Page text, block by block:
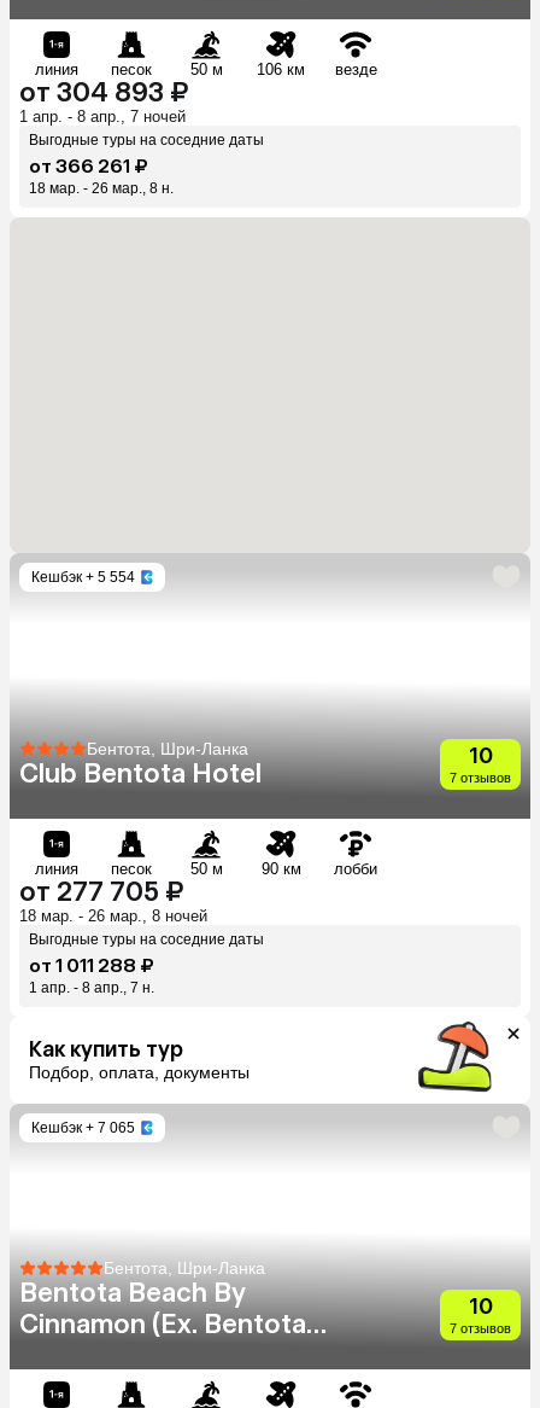
линия песок 50 м 106 км везде
от 304 893 ₽
1 апр. - 8 апр., 7 ночей
Выгодные туры на соседние даты
от 366 261 ₽
18 мар. - 26 мар., 8 н.
Кешбэк + 5 554
Бентота, Шри-Ланка
Club Bentota Hotel
10
7 отзывов
линия песок 50 м 90 км лобби
от 277 705 ₽
18 мар. - 26 мар., 8 ночей
Выгодные туры на соседние даты
от 1 011 288 ₽
1 апр. - 8 апр., 7 н.
Как купить тур
Подбор, оплата, документы
Кешбэк + 7 065
Бентота, Шри-Ланка
Bentota Beach By
Cinnamon (Ex. Bentota
10
7 отзывов